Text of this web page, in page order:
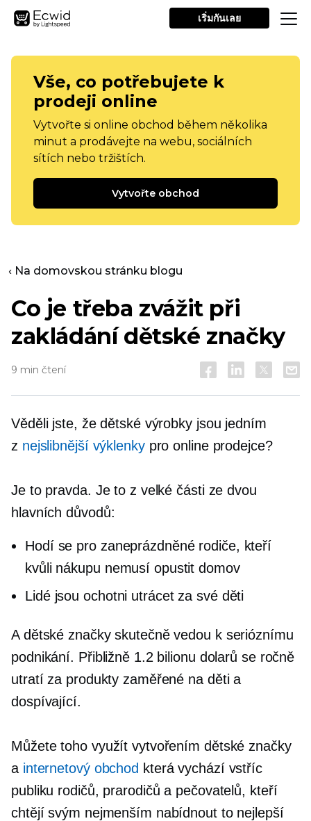
เริ่มกันเลย
Vše, co potřebujete k
prodeji online
Vytvořte si online obchod během několika
minut a prodávejte na webu, sociálních
sítích nebo tržištích.
Vytvořte obchod
‹ Na domovskou stránku blogu
Co je třeba zvážit při
zakládání dětské značky
9 min čtení
Věděli jste, že dětské výrobky jsou jedním
z nejslibnější výklenkypro online prodejce?
Je to pravda. Je to z velké části ze dvou
hlavních důvodů:
Hodí se pro zaneprázdněné rodiče, kteří
kvůli nákupu nemusí opustit domov
Lidé jsou ochotni utrácet za své děti
A dětské značky skutečně vedou k serióznímu
podnikání. Přibližně 1.2 bilionu dolarů se ročně
utratí za produkty zaměřené na děti a
dospívající.
Můžete toho využít vytvořením dětské značky
a internetový obchod která vychází vstříc
publiku rodičů, prarodičů a pečovatelů, kteří
chtějí svým nejmenším nabídnout to nejlepší